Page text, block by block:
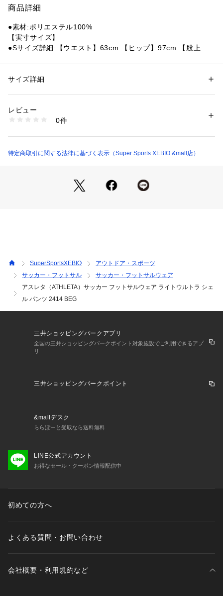
商品詳細
●素材:ポリエステル100%
【実寸サイズ】
●Sサイズ詳細:【ウエスト】63cm 【ヒップ】97cm 【股上】3
34cm 【股下】67cm 【すそ幅】15cm 【わたり幅】32cm
●LLサイズ詳細:【ウエスト】74cm 【ヒップ】110cm 【股
上】36.5cm 【股下】74cm 【すそ幅】16cm 【わたり幅】34.
●メーカーカラー表記:25 BEG
イヤー構造の高機能素材です。
●WIND:防風性に優れており、ウェア内への寒風の侵入を防ぎ
●耐水、透湿、防風に優れた、ライトウルトラシェルパンツ
【商品の購入にあたっての注意事項】
※弊社独自の採寸・計量方法により計測を行っておりますた
なる場合がございます。
※ブラウザやお使いのモニター環境により、掲載画像と実際の
商品の色味が若干異なる場合があります。
い。アスレタ ATHLETA スーパースポーツゼビオ ゼビオ Supe
ピステ ウェア トレーニングウェア Men's Mens メンズ めん
ず 男性 スポーツウェア ボトムス ロングパンツ 防風 spwesfw
性別：レディース
ー・フットサルウェア
1540000427631
サイズ詳細
レビュー
0件
特定商取引に関する法律に基づく表示（Super Sports XEBIO &mall店）
SuperSportsXEBIO
アウトドア・スポーツ
サッカー・フットサル
サッカー・フットサルウェア
アスレタ（ATHLETA）サッカー フットサルウェア ライトウルトラ シェ
ル パンツ 2414 BEG
三井ショッピングパークアプリ
全国の三井ショッピングパークポイント対象施設でご利用できるアプ
リ
三井ショッピングパークポイント
&mallデスク
ららぽーと受取なら送料無料
LINE公式アカウント
お得なセール・クーポン情報配信中
初めての方へ
よくある質問・お問い合わせ
会社概要・利用規約など